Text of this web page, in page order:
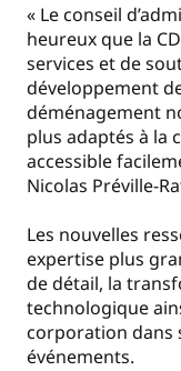
« Le conseil
heureux que la
services et de
développement
déménagement
plus adaptés à la
accessible
Nicolas Préville-
Les nouvelles
expertise plus
de détail, la
technologique
corporation dans
événements.